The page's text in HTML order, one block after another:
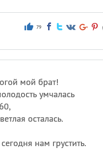
79
мой брат!
умчалась
осталась.
нам грустить.